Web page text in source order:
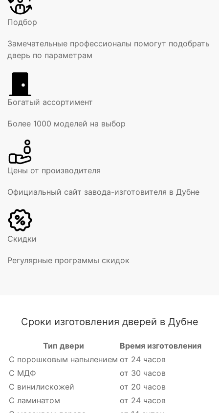
Подбор
Замечательные профессионалы помогут подобрать
дверь по параметрам
Богатый ассортимент
Более 1000 моделей на выбор
Цены от производителя
Официальный сайт завода-изготовителя в Дубне
Скидки
Регулярные программы скидок
Сроки изготовления дверей в Дубне
Тип двери
Время изготовления
С порошковым напылением от 24 часов
С МДФ
от 30 часов
С винилискожей
от 20 часов
С ламинатом
от 24 часов